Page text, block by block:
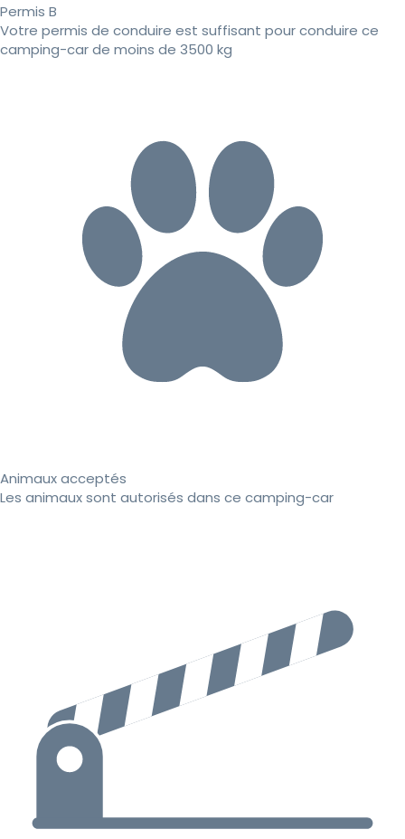
Permis B
Votre permis de conduire est suffisant pour conduire ce
camping-car de moins de 3500 kg
Animaux acceptés
Les animaux sont autorisés dans ce camping-car